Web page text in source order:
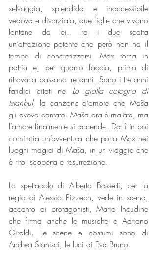
selvaggia, splendida e inaccessibile
vedova e divorziata, due figlie che vivono
lontane da lei. Tra i due scatta
un’attrazione potente che però non ha il
tempo di concretizzarsi. Max torna in
patria e, per quanto faccia, prima di
ritrovarla passano tre anni. Sono i tre anni
fatidici citati ne La gialla cotogna di
Istanbul, la canzone d’amore che Maša
gli aveva cantato. Maša ora è malata, ma
l’amore finalmente si accende. Da lì in poi
comincia un’avventura che porta Max nei
luoghi magici di Maša, in un viaggio che
è rito, scoperta e resurrezione.
Lo spettacolo di Alberto Bassetti, per la
regia di Alessio Pizzech, vede in scena,
accanto ai protagonisti, Mario Incudine
che firma anche le musiche e Adriano
Giraldi. Le scene e costumi sono di
Andrea Stanisci, le luci di Eva Bruno.